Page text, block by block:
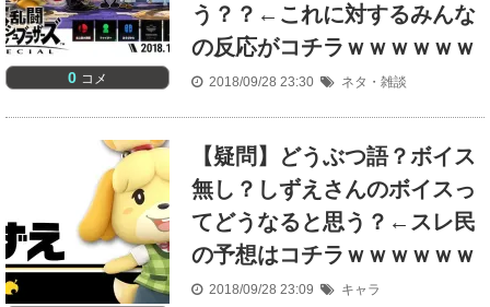
0 コメ
う？？←これに対するみんな
の反応がコチラｗｗｗｗｗｗ
2018/09/28 23:30 ネタ・雑談
【疑問】どうぶつ語？ボイス
無し？しずえさんのボイスっ
てどうなると思う？←スレ民
の予想はコチラｗｗｗｗｗｗ
2018/09/28 23:09 キャラ